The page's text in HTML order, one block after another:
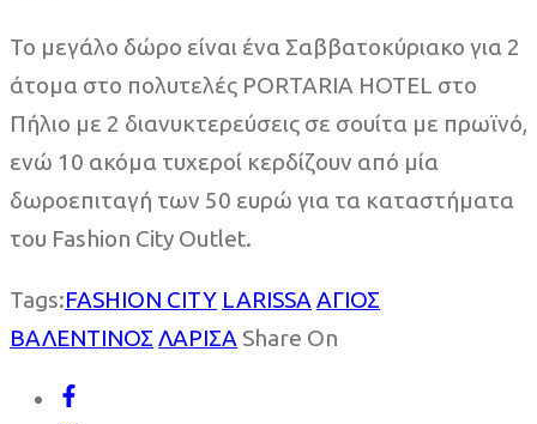
Το μεγάλο δώρο είναι ένα Σαββατοκύριακο για 2
άτομα στο πολυτελές PORTARIA HOTEL στο
Πήλιο με 2 διανυκτερεύσεις σε σουίτα με πρωϊνό,
ενώ 10 ακόμα τυχεροί κερδίζουν από μία
δωροεπιταγή των 50 ευρώ για τα καταστήματα
του Fashion City Outlet.
Tags:FASHION CITY LARISSA ΑΓΙΟΣ
ΒΑΛΕΝΤΙΝΟΣ ΛΑΡΙΣΑ Share On